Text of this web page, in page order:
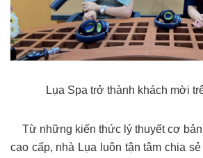
Lụa Spa trở thành khách mời
Từ những kiến thức lý thuyết cơ
cao cấp, nhà Lụa luôn tận tâm chia